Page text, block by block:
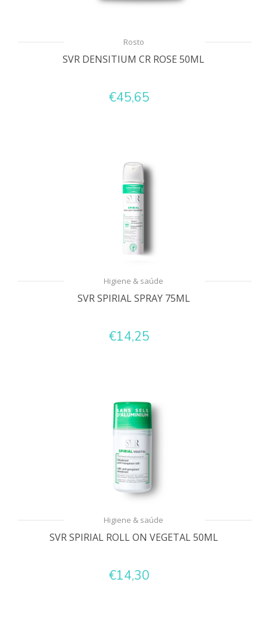
Rosto
SVR DENSITIUM CR ROSE 50ML
€45,65
Higiene & saúde
SVR SPIRIAL SPRAY 75ML
€14,25
Higiene & saúde
SVR SPIRIAL ROLL ON VEGETAL 50ML
€14,30